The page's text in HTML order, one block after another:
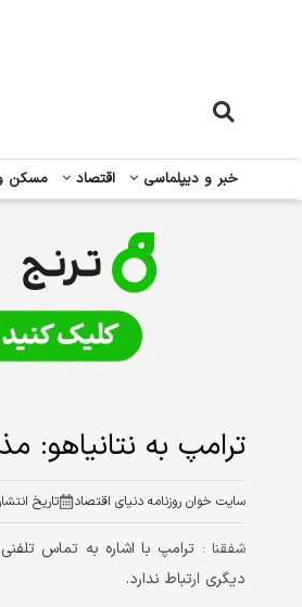
خبر و دیپلماسی اقتصاد مسکن
ترامپ به نتانیاهو:
سایت خوان روزنامه دنیای اقتصاد تاریخ
شفقنا : ترامپ با اشاره به تماس
دیگری ارتباط ندارد.